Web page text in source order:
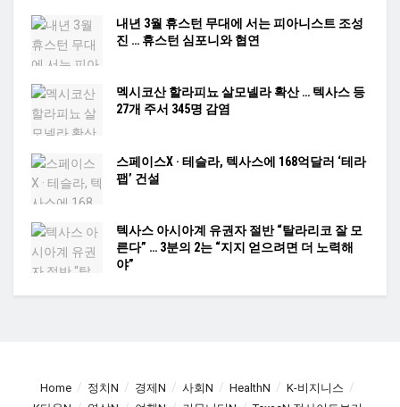
내년 3월 휴스턴 무대에 서는 피아니스트 조성
진 … 휴스턴 심포니와 협연
멕시코산 할라피뇨 살모넬라 확산 … 텍사스 등
27개 주서 345명 감염
스페이스X · 테슬라, 텍사스에 168억달러 ‘테라
팹’ 건설
텍사스 아시아계 유권자 절반 “탈라리코 잘 모
른다” … 3분의 2는 “지지 얻으려면 더 노력해
야”
Home 정치N 경제N 사회N HealthN
K-비지니스